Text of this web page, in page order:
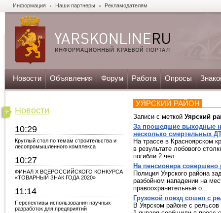
Информация Наши партнеры Рекламодателям
Новости Объявления Форум Работа Опросы
Новости
10:29
Круглый стол по темам строительства и
лесопромышленного комплекса
10:27
ФИНАЛ X ВСЕРОССИЙСКОГО КОНКУРСА
«ТОВАРНЫЙ ЗНАК ГОДА 2020»
11:14
Перспективы использования научных
разработок для предприятий
УЯРСКИЙ РАЙОН
Записи с меткой Уярский
За прошедшие выходные
несколько смертельных
На трассе в Красноярском
в результате лобового
погибли 2 чел...
На пенсионера совершено
Полиция Уярского района
разбойном нападении на
правоохранительные о...
Грузовой поезд сошел с
В Уярском районе с